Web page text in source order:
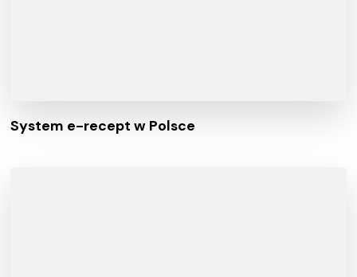
System e-recept w Polsce